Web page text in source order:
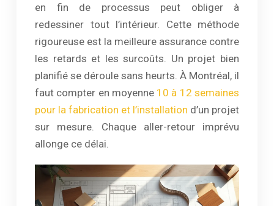
en fin de processus peut obliger à
redessiner tout l’intérieur. Cette méthode
rigoureuse est la meilleure assurance contre
les retards et les surcoûts. Un projet bien
planifié se déroule sans heurts. À Montréal, il
faut compter en moyenne 10 à 12 semaines
pour la fabrication et l’installation d’un projet
sur mesure. Chaque aller-retour imprévu
allonge ce délai.